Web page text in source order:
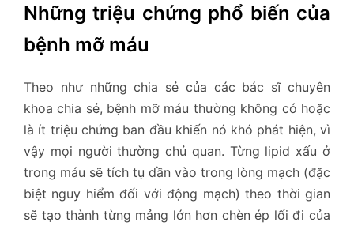
Những triệu chứng phổ biến của
bệnh mỡ máu
Theo như những chia sẻ của các bác sĩ chuyên
khoa chia sẻ, bệnh mỡ máu thường không có hoặc
là ít triệu chứng ban đầu khiến nó khó phát hiện, vì
vậy mọi người thường chủ quan. Từng lipid xấu ở
trong máu sẽ tích tụ dần vào trong lòng mạch (đặc
biệt nguy hiểm đối với động mạch) theo thời gian
sẽ tạo thành từng mảng lớn hơn chèn ép lối đi của